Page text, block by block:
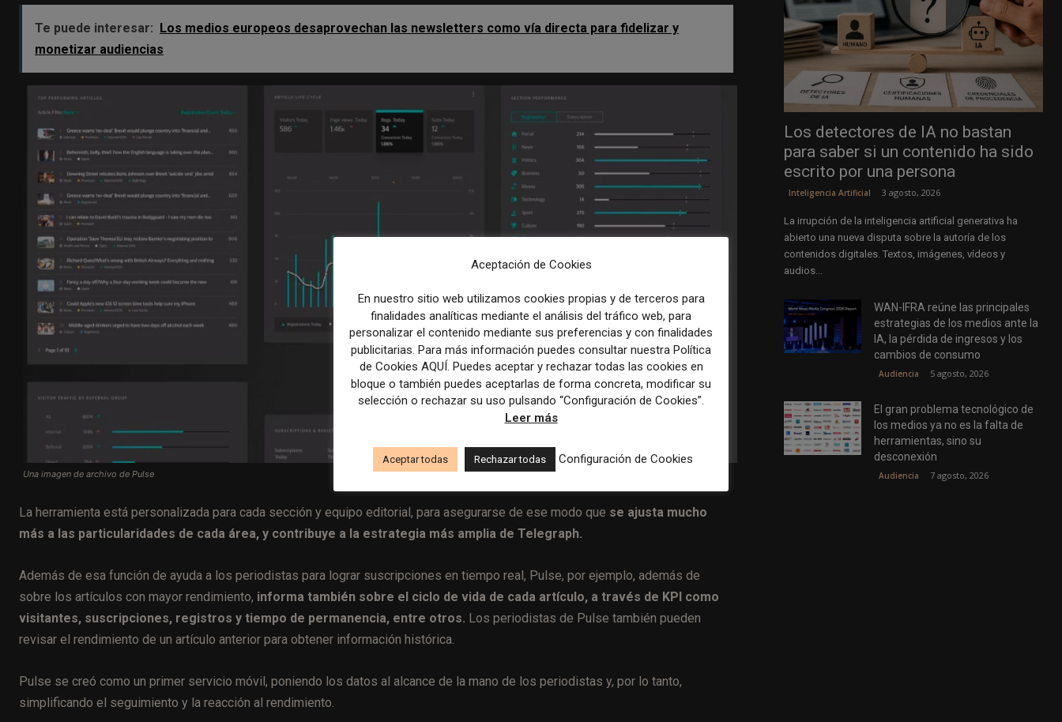
Te puede interesar: Los medios europeos desaprovechan las newsletters como vía directa para fidelizar y
monetizar audiencias
Una imagen de archivo de Pulse
La herramienta está personalizada para cada sección y equipo editorial, para asegurarse de ese modo que se ajusta mucho
más a las particularidades de cada área, y contribuye a la estrategia más amplia de Telegraph.
Además de esa función de ayuda a los periodistas para lograr suscripciones en tiempo real, Pulse, por ejemplo, además de
sobre los artículos con mayor rendimiento, informa también sobre el ciclo de vida de cada artículo, a través de KPI como
visitantes, suscripciones, registros y tiempo de permanencia, entre otros. Los periodistas de Pulse también pueden
revisar el rendimiento de un artículo anterior para obtener información histórica.
Pulse se creó como un primer servicio móvil, poniendo los datos al alcance de la mano de los periodistas y, por lo tanto,
simplificando el seguimiento y la reacción al rendimiento.
Los detectores de IA no bastan
para saber si un contenido ha sido
escrito por una persona
Inteligencia Artificial 3 agosto, 2026
La irrupción de la inteligencia artificial generativa ha
abierto una nueva disputa sobre la autoría de los
contenidos digitales. Textos, imágenes, vídeos y
audios...
WAN-IFRA reúne las principales
estrategias de los medios ante la
IA, la pérdida de ingresos y los
cambios de consumo
Audiencia 5 agosto, 2026
El gran problema tecnológico de
los medios ya no es la falta de
herramientas, sino su
desconexión
Audiencia 7 agosto, 2026
Aceptación de Cookies
En nuestro sitio web utilizamos cookies propias y de terceros para
finalidades analíticas mediante el análisis del tráfico web, para
personalizar el contenido mediante sus preferencias y con finalidades
publicitarias. Para más información puedes consultar nuestra Política
de Cookies AQUÍ. Puedes aceptar y rechazar todas las cookies en
bloque o también puedes aceptarlas de forma concreta, modificar su
selección o rechazar su uso pulsando “Configuración de Cookies”.
Leer más
Aceptar todas Rechazar todas Configuración de Cookies